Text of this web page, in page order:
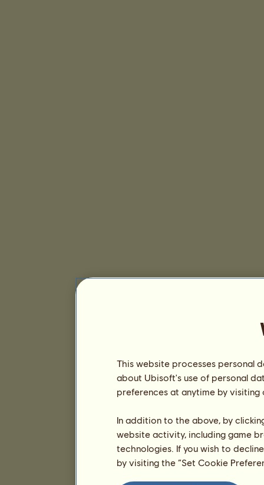
This website processes personal
about Ubisoft's use of personal
preferences at anytime by
In addition to the above, by
website activity, including game
technologies. If you wish to
by visiting the “Set Cookie